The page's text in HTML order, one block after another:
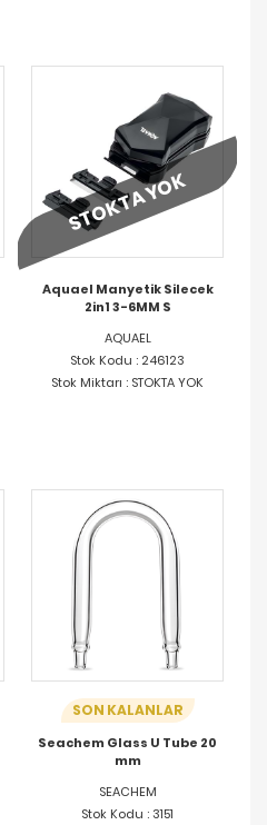
STOKTA YOK
Aquael Manyetik Silecek
2in1 3-6MM S
AQUAEL
Stok Kodu : 246123
Stok Miktarı : STOKTA YOK
SON KALANLAR
Seachem Glass U Tube 20
mm
SEACHEM
Stok Kodu : 3151